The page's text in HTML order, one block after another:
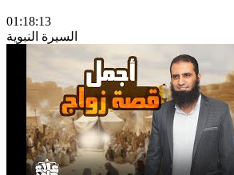
01:18:13
السيرة النبوية